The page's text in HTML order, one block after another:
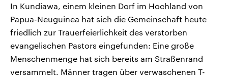
In Kundiawa, einem kleinen Dorf im Hochland von
Papua-Neuguinea hat sich die Gemeinschaft heute
friedlich zur Trauerfeierlichkeit des verstorben
evangelischen Pastors eingefunden: Eine große
Menschenmenge hat sich bereits am Straßenrand
versammelt. Männer tragen über verwaschenen T-